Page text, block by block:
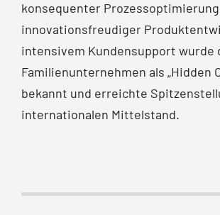
konsequenter
innovations­freudiger
intensivem Kunden­support wurde
Familienunternehmen als „Hidden
bekannt und erreichte
internationalen Mittelstand.